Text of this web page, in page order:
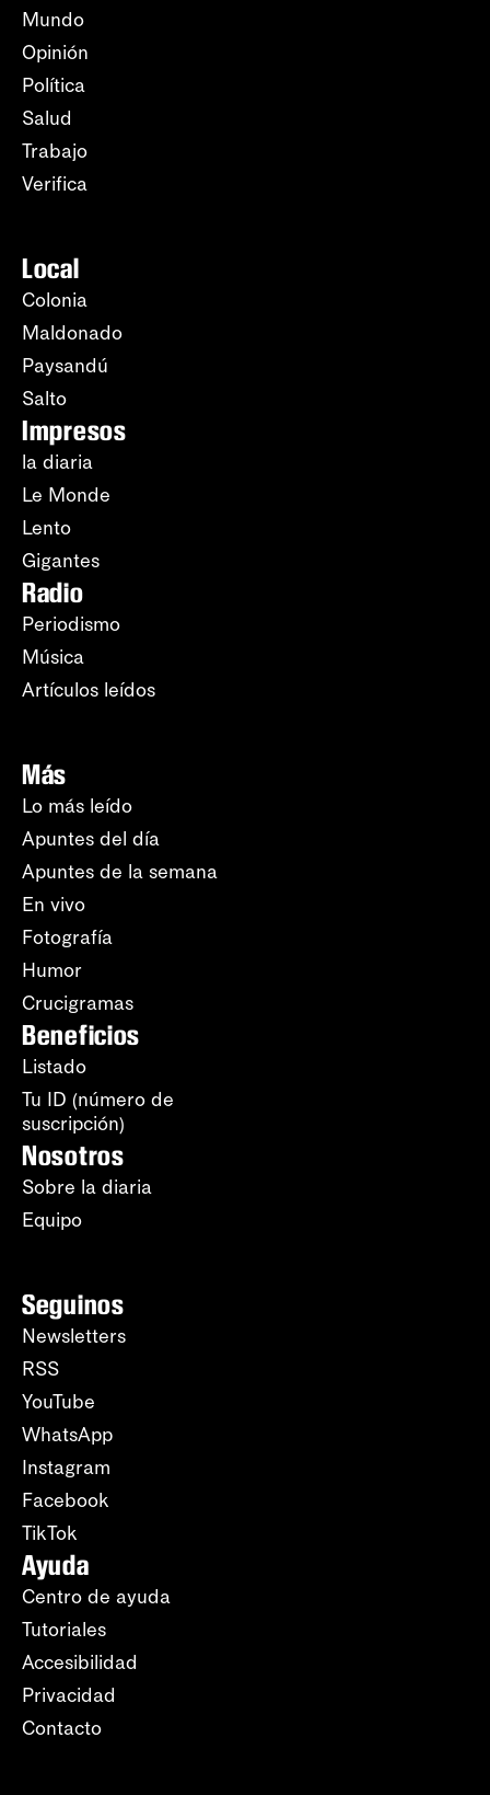
Mundo
Opinión
Política
Salud
Trabajo
Verifica
Local
Colonia
Maldonado
Paysandú
Salto
Impresos
la diaria
Le Monde
Lento
Gigantes
Radio
Periodismo
Música
Artículos leídos
Más
Lo más leído
Apuntes del día
Apuntes de la semana
En vivo
Fotografía
Humor
Crucigramas
Beneficios
Listado
Tu ID (número de
suscripción)
Nosotros
Sobre la diaria
Equipo
Seguinos
Newsletters
RSS
YouTube
WhatsApp
Instagram
Facebook
TikTok
Ayuda
Centro de ayuda
Tutoriales
Accesibilidad
Privacidad
Contacto